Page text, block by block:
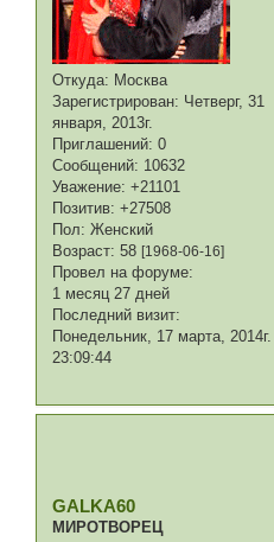
Откуда: Москва
Зарегистрирован: Четверг, 31
января, 2013г.
Приглашений: 0
Сообщений: 10632
Уважение: +21101
Позитив: +27508
Пол: Женский
Возраст: 58[1968-06-16]
Провел на форуме:
1 месяц 27 дней
Последний визит:
Понедельник, 17 марта, 2014г.
23:09:44
GALKA60
МИРОТВОРЕЦ